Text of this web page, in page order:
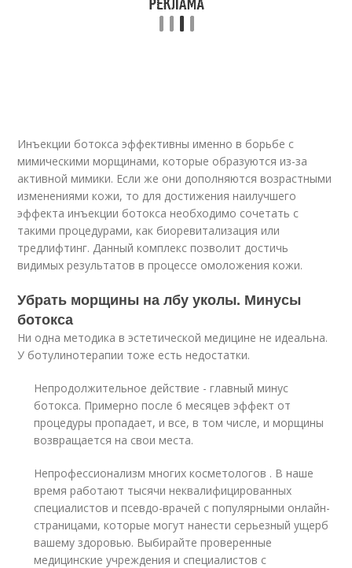
Инъекции бoтoкса эффективны именно в борьбе с
мимическими морщинами, которые образуются из-за
активной мимики. Если же они дополняются возрастными
изменениями кожи, то для достижения наилучшего
эффекта инъекции бoтoкса необходимо сочетать с
такими процедурами, как биоревитализация или
тредлифтинг. Данный комплекс позволит достичь
видимых результатов в процессе омоложения кожи.
Убрать морщины на лбу уколы. Минусы
ботокса
Ни одна методика в эстетической медицине не идеальна.
У ботулинотерапии тоже есть недостатки.
Непродолжительное действие - главный минус
ботокса. Примерно после 6 месяцев эффект от
процедуры пропадает, и все, в том числе, и морщины
возвращается на свои места.
Непрофессионализм многих косметологов . В наше
время работают тысячи неквалифицированных
специалистов и псевдо-врачей с популярными онлайн-
страницами, которые могут нанести серьезный ущерб
вашему здоровью. Выбирайте проверенные
медицинские учреждения и специалистов с